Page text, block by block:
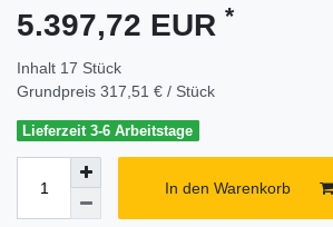
5.397,72 EUR *
Inhalt 17 Stück
Grundpreis 317,51 € / Stück
Lieferzeit 3-6 Arbeitstage
In den Warenkorb